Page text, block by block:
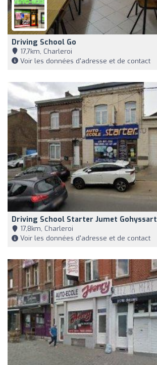
Driving School Go
17,7km, Charleroi
Voir les données d'adresse et de contact
Driving School Starter Jumet Gohyssart
17,8km, Charleroi
Voir les données d'adresse et de contact